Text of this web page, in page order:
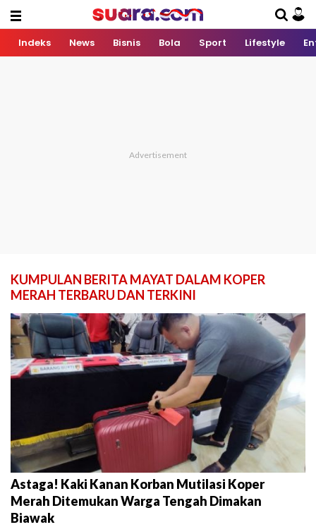
Indeks News Bisnis Bola Sport Lifestyle
KUMPULAN BERITA MAYAT DALAM KOPER
MERAH TERBARU DAN TERKINI
Astaga! Kaki Kanan Korban Mutilasi Koper
Merah Ditemukan Warga Tengah Dimakan
Biawak